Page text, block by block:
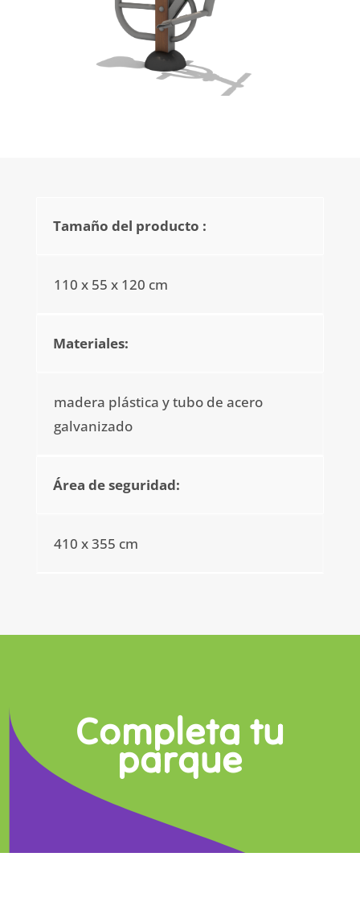
Tamaño del producto :
110 x 55 x 120 cm
Materiales:
madera plástica y tubo de acero
galvanizado
Área de seguridad:
410 x 355 cm
Completa tu
parque